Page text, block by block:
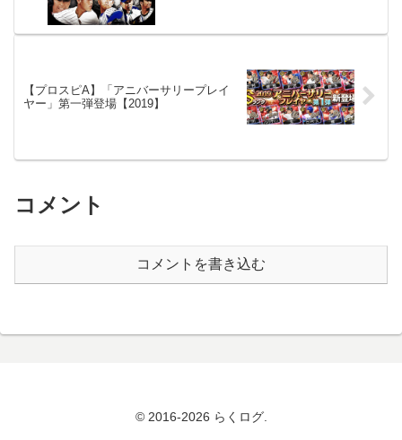
【プロスピA】「アニバーサリープレイ
ヤー」第一弾登場【2019】
コメント
コメントを書き込む
© 2016-2026 らくログ.